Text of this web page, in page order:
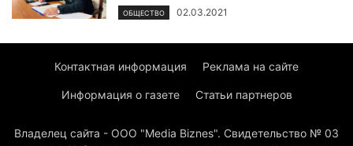
ОБЩЕСТВО 02.03.2021
Контактная информация Реклама на сайте
Информация о газете Статьи партнеров
Владелец сайта - ООО "Media Biznes". Свидетельство № 03